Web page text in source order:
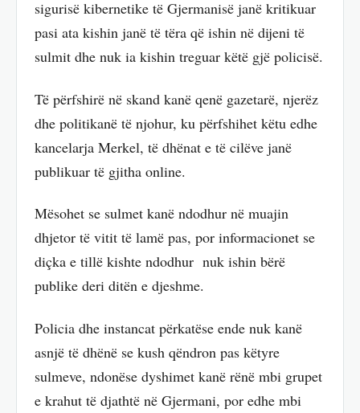
sigurisë kibernetike të Gjermanisë janë kritikuar
pasi ata kishin janë të tëra që ishin në dijeni të
sulmit dhe nuk ia kishin treguar këtë gjë policisë.
Të përfshirë në skand kanë qenë gazetarë, njerëz
dhe politikanë të njohur, ku përfshihet këtu edhe
kancelarja Merkel, të dhënat e të cilëve janë
publikuar të gjitha online.
Mësohet se sulmet kanë ndodhur në muajin
dhjetor të vitit të lamë pas, por informacionet se
diçka e tillë kishte ndodhur nuk ishin bërë
publike deri ditën e djeshme.
Policia dhe instancat përkatëse ende nuk kanë
asnjë të dhënë se kush qëndron pas këtyre
sulmeve, ndonëse dyshimet kanë rënë mbi grupet
e krahut të djathtë në Gjermani, por edhe mbi